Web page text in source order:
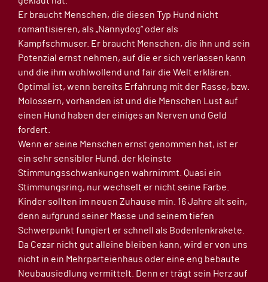
Er braucht Menschen, die diesen Typ Hund nicht
romantisieren, als „Nannydog“ oder als
Kampfschmuser. Er braucht Menschen, die ihn und sein
Potenzial ernst nehmen, auf die er sich verlassen kann
und die ihm wohlwollend und fair die Welt erklären.
Optimal ist, wenn bereits Erfahrung mit der Rasse, bzw.
Molossern, vorhanden ist und die Menschen Lust auf
einen Hund haben der einiges an Nerven und Geld
fordert.
Wenn er seine Menschen ernst genommen hat, ist er
ein sehr sensibler Hund, der kleinste
Stimmungsschwankungen wahrnimmt. Quasi ein
Stimmungsring, nur wechselt er nicht seine Farbe.
Kinder sollten im neuen Zuhause min. 16 Jahre alt sein,
denn aufgrund seiner Masse und seinem tiefen
Schwerpunkt fungiert er schnell als Bodenlenkrakete.
Da Cezar nicht gut alleine bleiben kann, wird er von uns
nicht in ein Mehrparteienhaus oder eine eng bebaute
Neubausiedlung vermittelt. Denn er trägt sein Herz auf